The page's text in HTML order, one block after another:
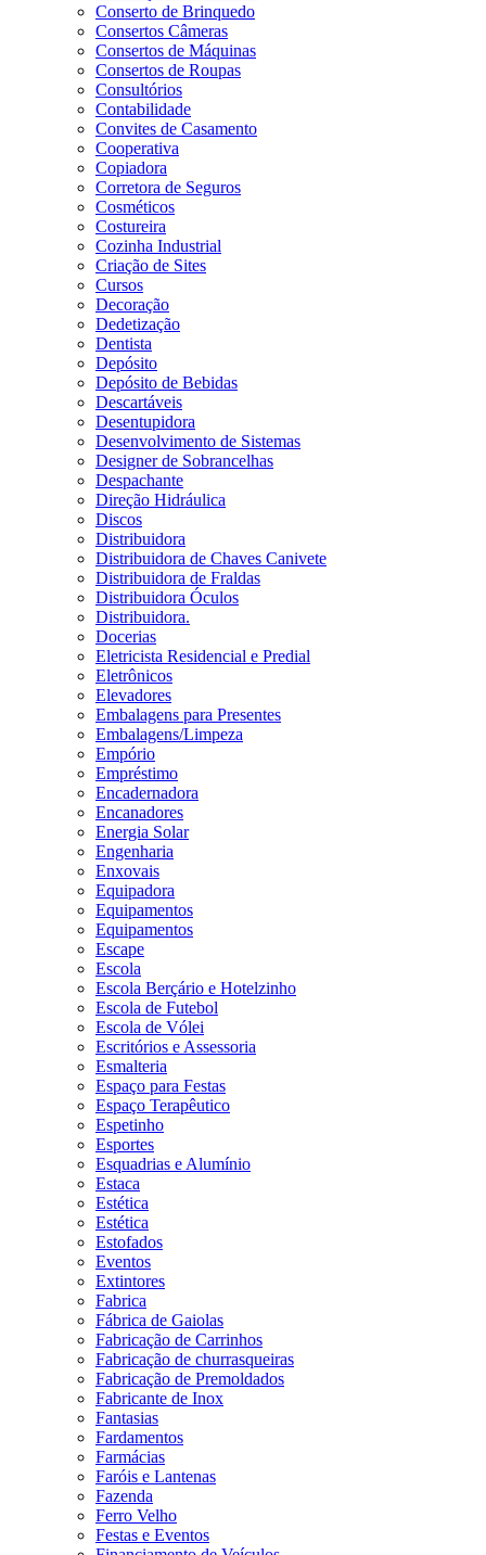
Conserto de Brinquedo
Consertos Câmeras
Consertos de Máquinas
Consertos de Roupas
Consultórios
Contabilidade
Convites de Casamento
Cooperativa
Copiadora
Corretora de Seguros
Cosméticos
Costureira
Cozinha Industrial
Criação de Sites
Cursos
Decoração
Dedetização
Dentista
Depósito
Depósito de Bebidas
Descartáveis
Desentupidora
Desenvolvimento de Sistemas
Designer de Sobrancelhas
Despachante
Direção Hidráulica
Discos
Distribuidora
Distribuidora de Chaves Canivete
Distribuidora de Fraldas
Distribuidora Óculos
Distribuidora.
Docerias
Eletricista Residencial e Predial
Eletrônicos
Elevadores
Embalagens para Presentes
Embalagens/Limpeza
Empório
Empréstimo
Encadernadora
Encanadores
Energia Solar
Engenharia
Enxovais
Equipadora
Equipamentos
Equipamentos
Escape
Escola
Escola Berçário e Hotelzinho
Escola de Futebol
Escola de Vólei
Escritórios e Assessoria
Esmalteria
Espaço para Festas
Espaço Terapêutico
Espetinho
Esportes
Esquadrias e Alumínio
Estaca
Estética
Estética
Estofados
Eventos
Extintores
Fabrica
Fábrica de Gaiolas
Fabricação de Carrinhos
Fabricação de churrasqueiras
Fabricação de Premoldados
Fabricante de Inox
Fantasias
Fardamentos
Farmácias
Faróis e Lantenas
Fazenda
Ferro Velho
Festas e Eventos